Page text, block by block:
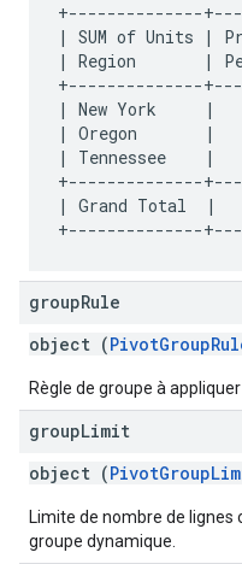
+--------------
| SUM of Units |
| Region       |
+--------------
| New York     |
| Oregon       |
| Tennessee    |
+--------------
| Grand Total  |
groupRule
object (
Règle de groupe à
groupLimit
object (
Limite de nombre de lignes
groupe dynamique.